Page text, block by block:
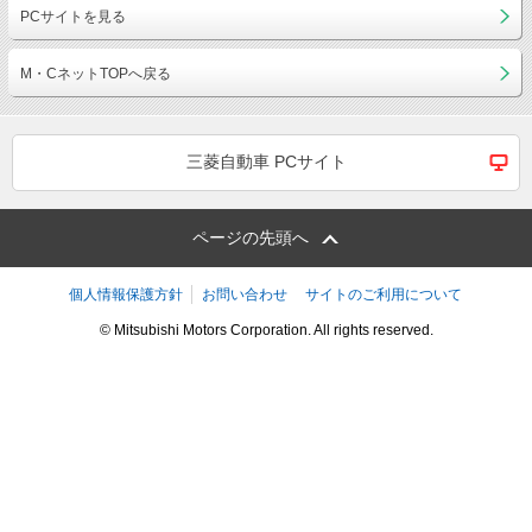
PCサイトを見る
M・CネットTOPへ戻る
三菱自動車 PCサイト
ページの先頭へ
個人情報保護方針 お問い合わせ サイトのご利用について
© Mitsubishi Motors Corporation. All rights reserved.